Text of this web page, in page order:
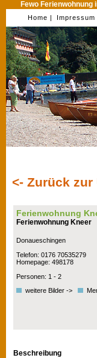
Fewo Ferienwohnung
Home | Impressum
<- Zurück
Ferienwohnung
Ferienwohnung Kneer
Donaueschingen
Telefon: 0176 70535279
Homepage: 498178
Personen: 1 - 2
weitere Bilder ->
Beschreibung